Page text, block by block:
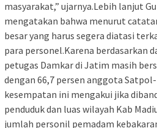
masyarakat,” ujarnya.Lebih lanjut
mengatakan bahwa menurut
besar yang harus segera diatasi
para personel.Karena berdasarkan
petugas Damkar di Jatim masih
dengan 66,7 persen anggota
kesempatan ini mengakui jika
penduduk dan luas wilayah Kab
jumlah personil pemadam